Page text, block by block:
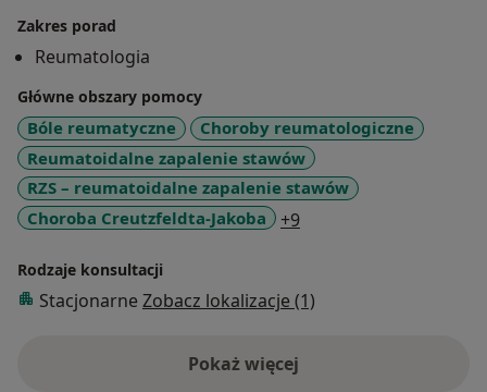
Zakres porad
Reumatologia
Główne obszary pomocy
Bóle reumatyczne
Choroby reumatologiczne
Reumatoidalne zapalenie stawów
RZS – reumatoidalne zapalenie stawów
Choroba Creutzfeldta-Jakoba
+9
Rodzaje konsultacji
Stacjonarne Zobacz lokalizacje (1)
Pokaż więcejo doświadczeniu